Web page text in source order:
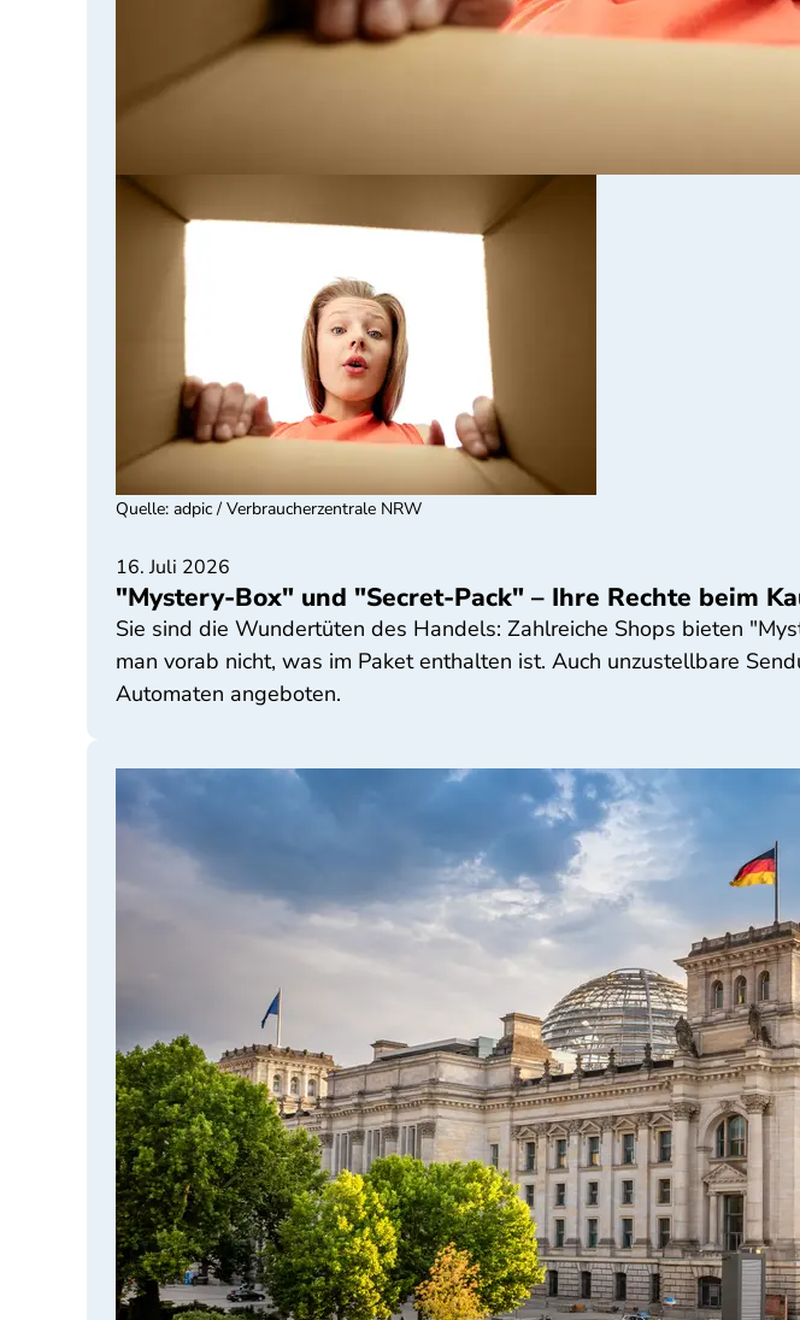
16. Juli 2026
"Mystery-Box" und "Secret-Pack" – Ihre Rechte beim
Sie sind die Wundertüten des Handels: Zahlreiche Shops bieten
man vorab nicht, was im Paket enthalten ist. Auch unzustellbare
Automaten angeboten.
Quelle: adpic / Verbraucherzentrale NRW